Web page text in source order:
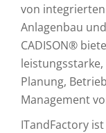
von
Anlagenbau
CADISON®
Planung,
Management
ITandFactory